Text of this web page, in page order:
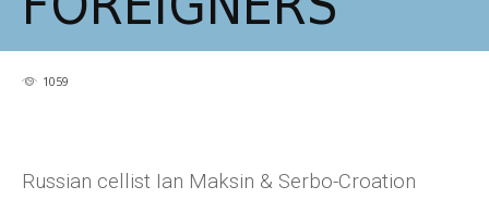
1059
Russian cellist Ian Maksin & Serbo-Croation